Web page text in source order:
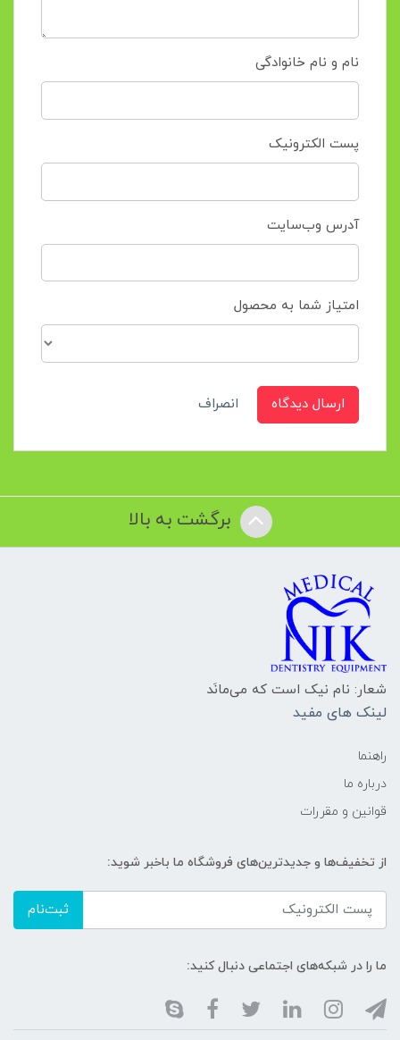
نام و نام خانوادگی
پست الکترونیک
آدرس وب‌سایت
امتیاز شما به محصول
ارسال دیدگاه انصراف
برگشت به بالا
شعار: نام نیک است که می‌مانَد
لینک های مفید
راهنما
درباره ما
قوانین و مقررات
از تخفیف‌ها و جدیدترین‌های فروشگاه ما باخبر شوید:
ثبت‌نام
ما را در شبکه‌های اجتماعی دنبال کنید: